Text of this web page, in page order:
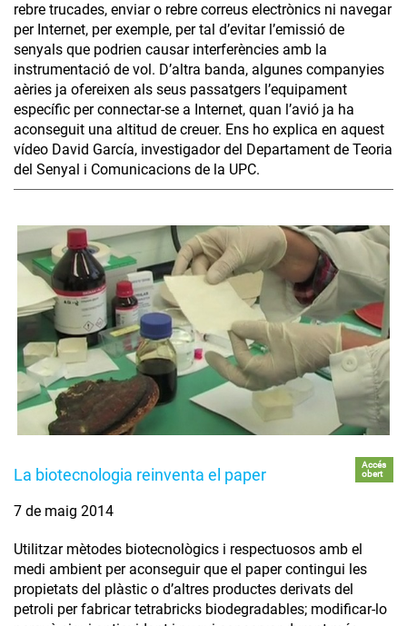
rebre trucades, enviar o rebre correus electrònics ni navegar
per Internet, per exemple, per tal d’evitar l’emissió de
senyals que podrien causar interferències amb la
instrumentació de vol. D’altra banda, algunes companyies
aèries ja ofereixen als seus passatgers l’equipament
específic per connectar-se a Internet, quan l’avió ja ha
aconseguit una altitud de creuer. Ens ho explica en aquest
vídeo David García, investigador del Departament de Teoria
del Senyal i Comunicacions de la UPC.
La biotecnologia reinventa el paper
Accés
obert
7 de maig 2014
Utilitzar mètodes biotecnològics i respectuosos amb el
medi ambient per aconseguir que el paper contingui les
propietats del plàstic o d’altres productes derivats del
petroli per fabricar tetrabricks biodegradables; modificar-lo